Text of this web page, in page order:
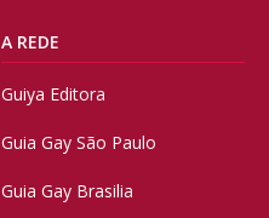
A REDE
Guiya Editora
Guia Gay São Paulo
Guia Gay Brasilia